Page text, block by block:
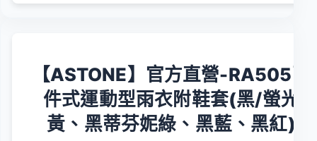
【ASTONE】官方直營-RA505兩
件式運動型雨衣附鞋套(黑/螢光
黃、黑蒂芬妮綠、黑藍、黑紅)